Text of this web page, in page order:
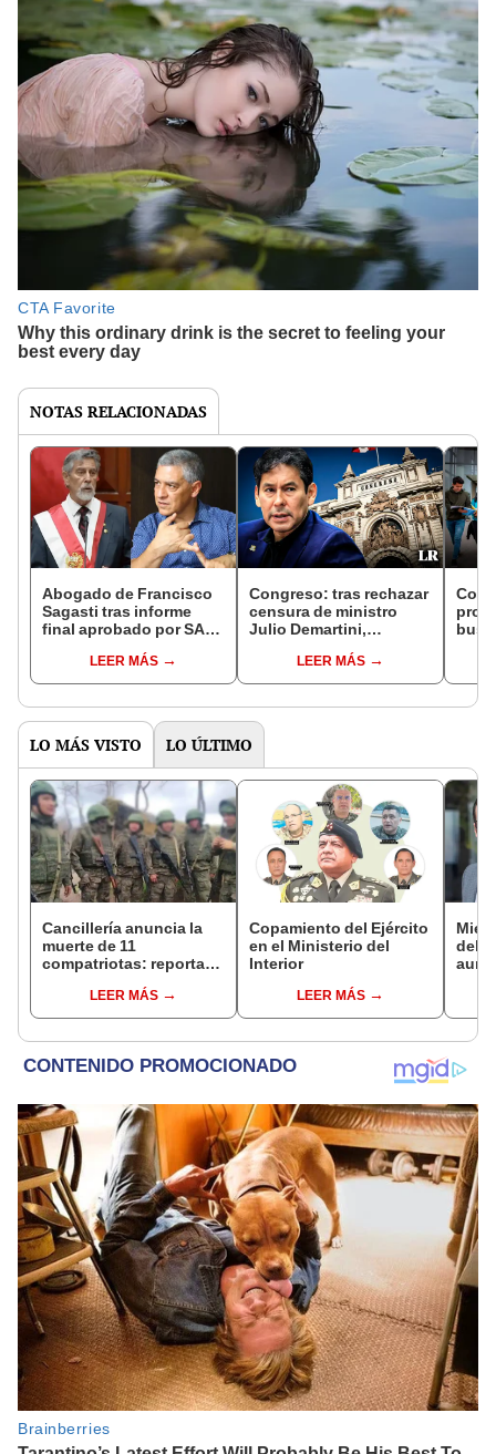
NOTAS RELACIONADAS
Abogado de Francisco
Sagasti tras informe
final aprobado por SAC:
defendernos"
LEER MÁS
Congreso: tras rechazar
censura de ministro
Julio Demartini,
por caso Qali Warma
LEER MÁS
LO MÁS VISTO LO ÚLTIMO
Cancillería anuncia la
muerte de 11
compatriotas: reportan
capturados por Ucrania
LEER MÁS
Copamiento del Ejército
en el Ministerio del
Interior
LEER MÁS
del